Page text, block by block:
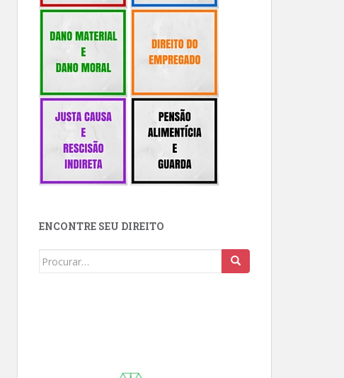
ENCONTRE SEU DIREITO
Buscar: